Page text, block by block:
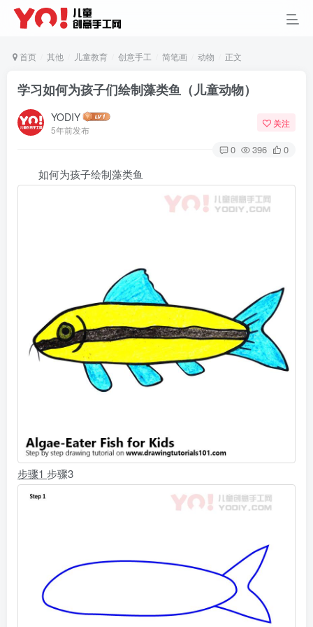
首页 其他 儿童教育 创意手工 简笔画 动物 正文
学习如何为孩子们绘制藻类鱼（儿童动物）
YODIY
5年前发布
关注
0 396 0
如何为孩子绘制藻类鱼
步骤1 步骤3